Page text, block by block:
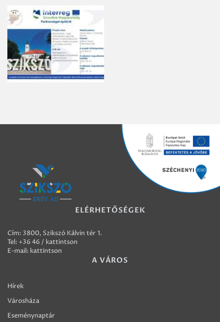
ELÉRHETŐSÉGEK
Cím: 3800, Szikszó Kálvin tér 1.
Tel: +36 46 / kattintson
E-mail: kattintson
A VÁROS
Hírek
Városháza
Eseménynaptár